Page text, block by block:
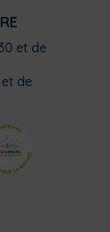
et de
de